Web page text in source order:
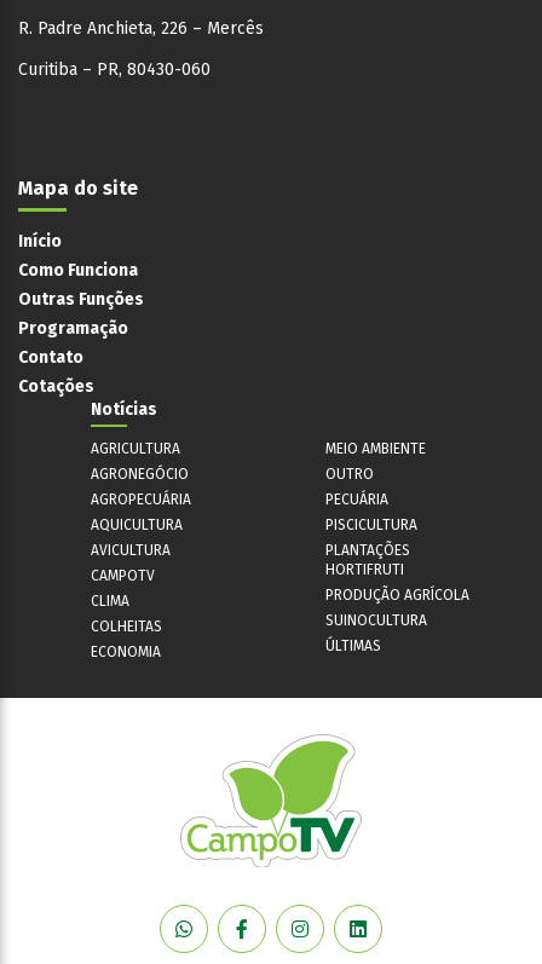
R. Padre Anchieta, 226 – Mercês
Curitiba – PR, 80430-060
Mapa do site
Início
Como Funciona
Outras Funções
Programação
Contato
Cotações
Notícias
AGRICULTURA
AGRONEGÓCIO
AGROPECUÁRIA
AQUICULTURA
AVICULTURA
CAMPOTV
CLIMA
COLHEITAS
ECONOMIA
MEIO AMBIENTE
OUTRO
PECUÁRIA
PISCICULTURA
PLANTAÇÕES
HORTIFRUTI
PRODUÇÃO AGRÍCOLA
SUINOCULTURA
ÚLTIMAS